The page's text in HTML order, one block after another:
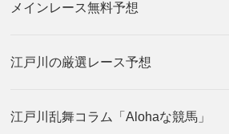
メインレース無料予想
江戸川の厳選レース予想
江戸川乱舞コラム「Alohaな競馬」